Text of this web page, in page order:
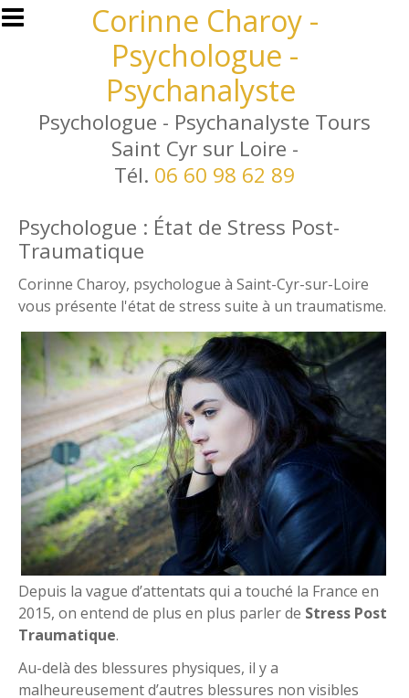
Aller au contenu principalCorinne Charoy -
Psychologue -
Psychanalyste
Psychologue - Psychanalyste Tours
Saint Cyr sur Loire -
Tél. 06 60 98 62 89
Psychologue : État de Stress Post-
Traumatique
Corinne Charoy, psychologue à Saint-Cyr-sur-Loire
vous présente l'état de stress suite à un traumatisme.
Depuis la vague d’attentats qui a touché la France en
2015, on entend de plus en plus parler de Stress Post
Traumatique.
Au-delà des blessures physiques, il y a
malheureusement d’autres blessures non visibles